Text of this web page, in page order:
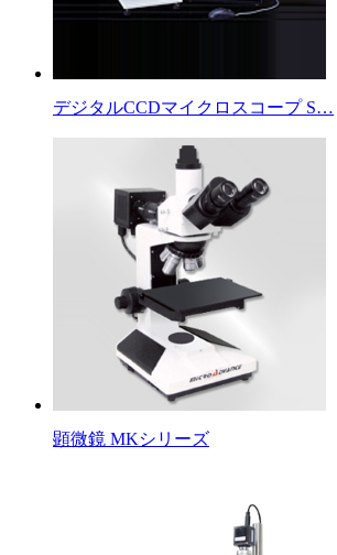
デジタルCCDマイクロスコープ S…
顕微鏡 MKシリーズ